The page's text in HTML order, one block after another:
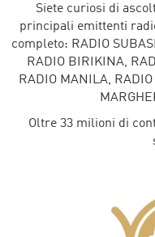
Siete curiosi di
principali emittenti
completo: RADIO
RADIO BIRIKINA,
RADIO MANILA,
Oltre 33 milioni di